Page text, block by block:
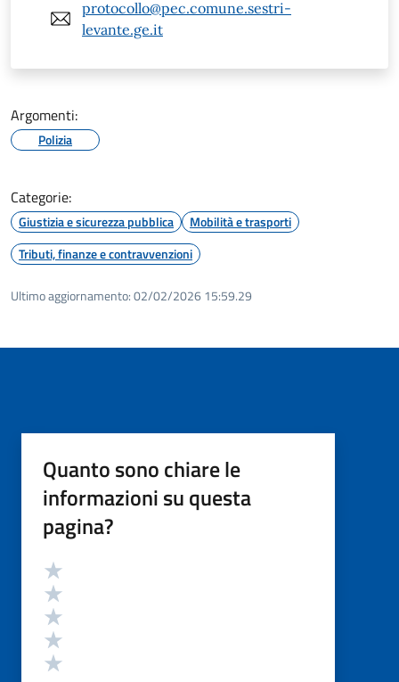
protocollo@pec.comune.sestri-
levante.ge.it
Argomenti:
Polizia
Categorie:
Giustizia e sicurezza pubblica
Mobilità e trasporti
Tributi, finanze e contravvenzioni
Ultimo aggiornamento:02/02/2026 15:59.29
Quanto sono chiare le
informazioni su questa
pagina?
Valutazione